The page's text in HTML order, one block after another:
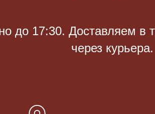
до 17:30. Доставляем в
через курьера.